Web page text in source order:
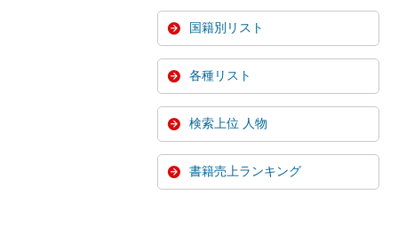
国籍別リスト
各種リスト
検索上位 人物
書籍売上ランキング